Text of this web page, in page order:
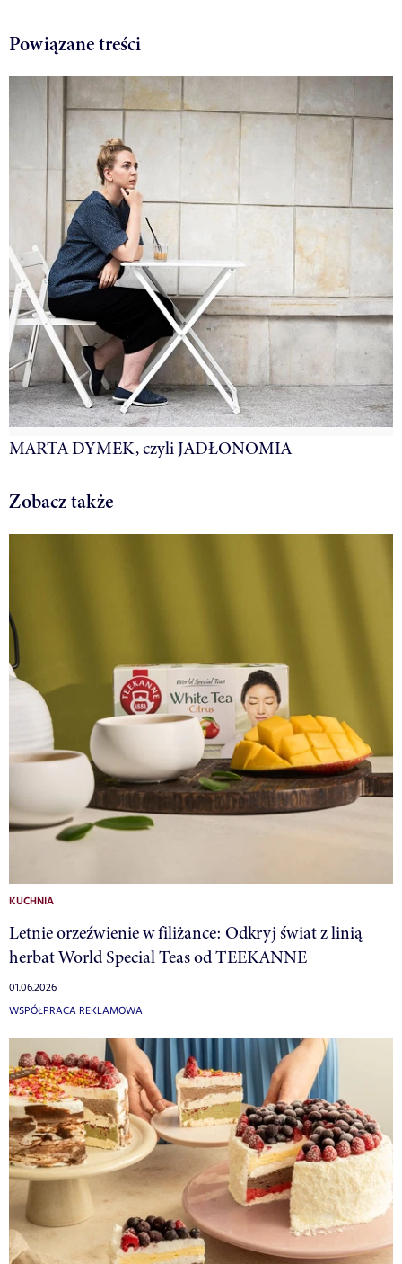
Powiązane treści
MARTA DYMEK, czyli JADŁONOMIA
Zobacz także
KUCHNIA
Letnie orzeźwienie w filiżance: Odkryj świat z linią
herbat World Special Teas od TEEKANNE
01.06.2026
WSPÓŁPRACA REKLAMOWA